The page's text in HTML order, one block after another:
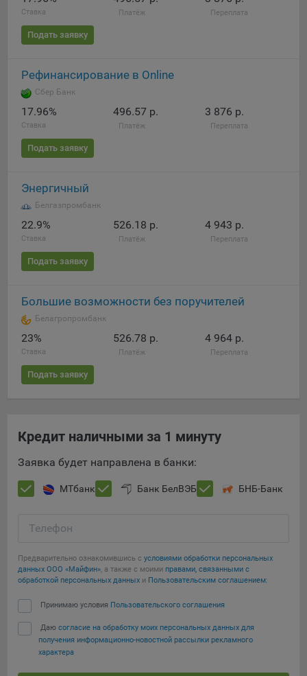
Ставка Платёж Переплата
Подать заявку
Рефинансирование в Online
Сбер Банк
17.96%
Ставка
496.57 р.
Платёж
3 876 р.
Переплата
Подать заявку
Энергичный
Белгазпромбанк
22.9%
Ставка
526.18 р.
Платёж
4 943 р.
Переплата
Подать заявку
Большие возможности без поручителей
Белагропромбанк
23%
Ставка
526.78 р.
Платёж
4 964 р.
Переплата
Подать заявку
Кредит наличными за 1 минуту
Заявка будет направлена в банки:
МТбанк Банк БелВЭБ БНБ-Банк
Телефон
Предварительно ознакомившись с условиями обработки персональных
данных ООО «Майфин», а также с моими правами, связанными с
обработкой персональных данных и Пользовательским соглашением:
Принимаю условия Пользовательского соглашения
Даю согласие на обработку моих персональных данных для
получения информационно-новостной рассылки рекламного
характера